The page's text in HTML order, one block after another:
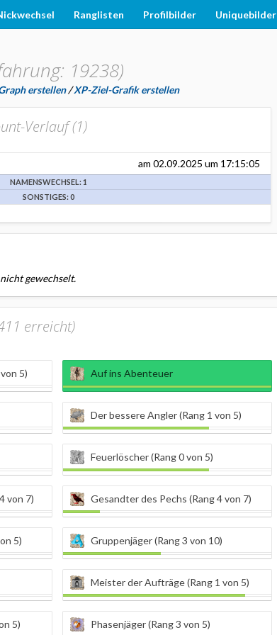
Ranglisten Profilbilder Uniquebilder
19238)
erstellen/XP-Ziel-Grafik erstellen
Verlauf (1)
am 02.09.2025 um 17:15:05
NAMENSWECHSEL: 1
SONSTIGES: 0
gewechselt.
erreicht)
5) Auf ins Abenteuer
Der bessere Angler (Rang 1 von 5)
Feuerlöscher (Rang 0 von 5)
von 7) Gesandter des Pechs (Rang 4 von 7)
5) Gruppenjäger (Rang 3 von 10)
Meister der Aufträge (Rang 1 von 5)
5) Phasenjäger (Rang 3 von 5)